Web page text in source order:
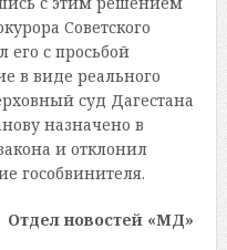
Советского
с просьбой
в виде реального
суд Дагестана
назначено в
и отклонил
гособвинителя.
Отдел новостей «МД»